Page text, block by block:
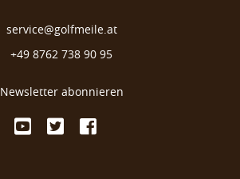
service@golfmeile.at
+49 8762 738 90 95
Newsletter abonnieren